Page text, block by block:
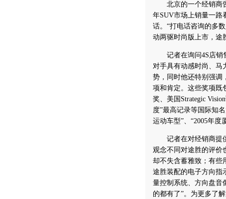
北京的一个经销商告
年SUV市场上销量一路
话。“打电话咨询的多
动两驱时尚版上市，途
记者在询问4S店销售
对手具有动感时尚、马
势，同时他还特别强调
项和肯定。这些奖项既
奖、美国Strategic
度”最高记录等国际知
运动车型”、“2005年度
记者在对经销商提供
观念不同对途胜的评价
却不失含蓄雅致；有些
途胜装配的电子方向指
量控制系统、方向盘音
的都有了”。为更多了